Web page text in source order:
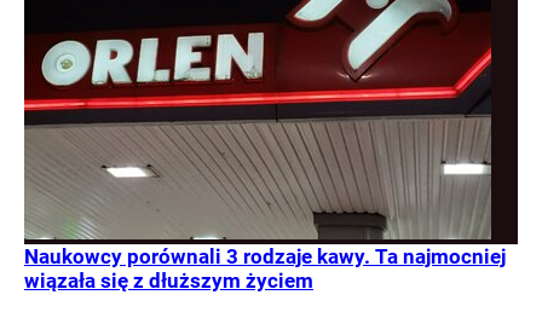
Naukowcy porównali 3 rodzaje kawy. Ta najmocniej
wiązała się z dłuższym życiem